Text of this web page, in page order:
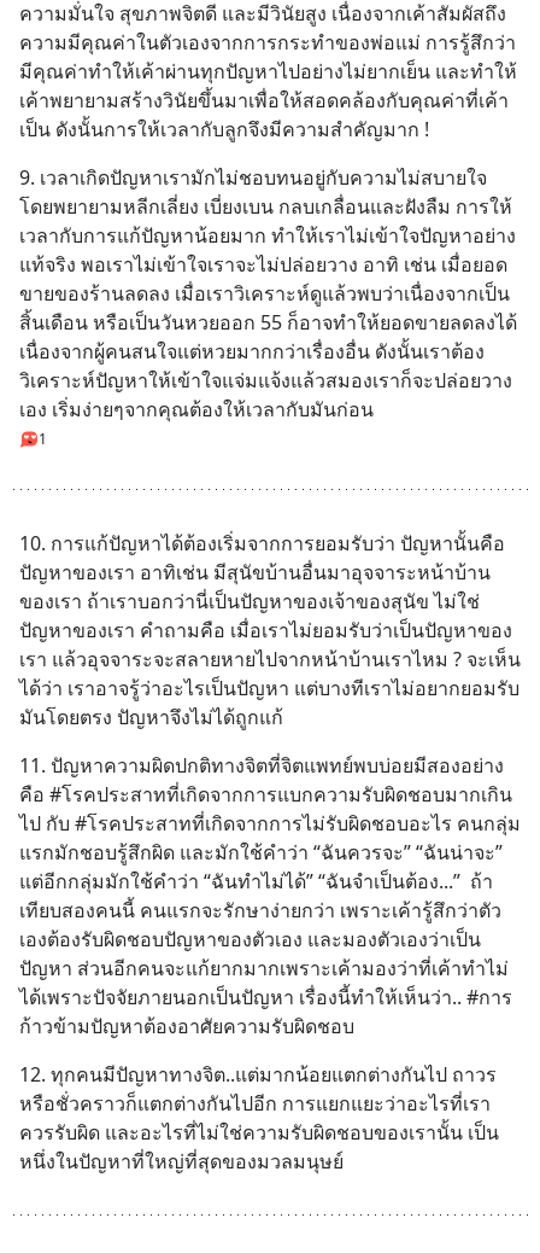
ความมั่นใจ สุขภาพจิตดี และมีวินัยสูง เนื่องจากเค้าสัมผัสถึง
ความมีคุณค่าในตัวเองจากการกระทำของพ่อแม่ การรู้สึกว่า
มีคุณค่าทำให้เค้าผ่านทุกปัญหาไปอย่างไม่ยากเย็น และทำให้
เค้าพยายามสร้างวินัยขึ้นมาเพื่อให้สอดคล้องกับคุณค่าที่เค้า
เป็น ดังนั้นการให้เวลากับลูกจึงมีความสำคัญมาก !
9. เวลาเกิดปัญหาเรามักไม่ชอบทนอยู่กับความไม่สบายใจ
โดยพยายามหลีกเลี่ยง เบี่ยงเบน กลบเกลื่อนและฝังลืม การให้
เวลากับการแก้ปัญหาน้อยมาก ทำให้เราไม่เข้าใจปัญหาอย่าง
แท้จริง พอเราไม่เข้าใจเราจะไม่ปล่อยวาง อาทิ เช่น เมื่อยอด
ขายของร้านลดลง เมื่อเราวิเคราะห์ดูแล้วพบว่าเนื่องจากเป็น
สิ้นเดือน หรือเป็นวันหวยออก 55 ก็อาจทำให้ยอดขายลดลงได้
เนื่องจากผู้คนสนใจแต่หวยมากกว่าเรื่องอื่น ดังนั้นเราต้อง
วิเคราะห์ปัญหาให้เข้าใจแจ่มแจ้งแล้วสมองเราก็จะปล่อยวาง
เอง เริ่มง่ายๆจากคุณต้องให้เวลากับมันก่อน
1
10. การแก้ปัญหาได้ต้องเริ่มจากการยอมรับว่า ปัญหานั้นคือ
ปัญหาของเรา อาทิเช่น มีสุนัขบ้านอื่นมาอุจจาระหน้าบ้าน
ของเรา ถ้าเราบอกว่านี่เป็นปัญหาของเจ้าของสุนัข ไม่ใช่
ปัญหาของเรา คำถามคือ เมื่อเราไม่ยอมรับว่าเป็นปัญหาของ
เรา แล้วอุจจาระจะสลายหายไปจากหน้าบ้านเราไหม ? จะเห็น
ได้ว่า เราอาจรู้ว่าอะไรเป็นปัญหา แต่บางทีเราไม่อยากยอมรับ
มันโดยตรง ปัญหาจึงไม่ได้ถูกแก้
11. ปัญหาความผิดปกติทางจิตที่จิตแพทย์พบบ่อยมีสองอย่าง
คือ #โรคประสาทที่เกิดจากการแบกความรับผิดชอบมากเกิน
ไป กับ #โรคประสาทที่เกิดจากการไม่รับผิดชอบอะไร คนกลุ่ม
แรกมักชอบรู้สึกผิด และมักใช้คำว่า “ฉันควรจะ” “ฉันน่าจะ”
แต่อีกกลุ่มมักใช้คำว่า “ฉันทำไม่ได้” “ฉันจำเป็นต้อง...”  ถ้า
เทียบสองคนนี้ คนแรกจะรักษาง่ายกว่า เพราะเค้ารู้สึกว่าตัว
เองต้องรับผิดชอบปัญหาของตัวเอง และมองตัวเองว่าเป็น
ปัญหา ส่วนอีกคนจะแก้ยากมากเพราะเค้ามองว่าที่เค้าทำไม่
ได้เพราะปัจจัยภายนอกเป็นปัญหา เรื่องนี้ทำให้เห็นว่า.. #การ
ก้าวข้ามปัญหาต้องอาศัยความรับผิดชอบ
12. ทุกคนมีปัญหาทางจิต..แต่มากน้อยแตกต่างกันไป ถาวร
หรือชั่วคราวก็แตกต่างกันไปอีก การแยกแยะว่าอะไรที่เรา
ควรรับผิด และอะไรที่ไม่ใช่ความรับผิดชอบของเรานั้น เป็น
หนึ่งในปัญหาที่ใหญ่ที่สุดของมวลมนุษย์